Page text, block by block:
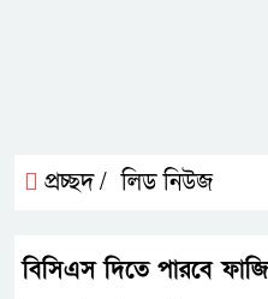
প্রচ্ছদ / লিড নিউজ
বিসিএস দিতে পারবে